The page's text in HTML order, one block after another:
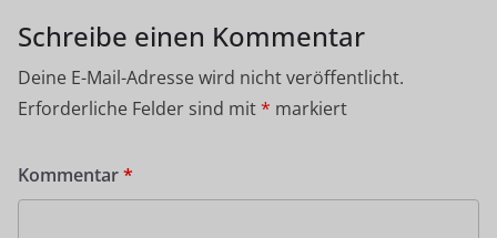
Schreibe einen Kommentar
Deine E-Mail-Adresse wird nicht veröffentlicht.
Erforderliche Felder sind mit* markiert
Kommentar*